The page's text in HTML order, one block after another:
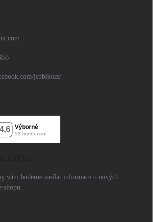
jsbbijoux/
vám budeme zasílat informace o nových
shopu.